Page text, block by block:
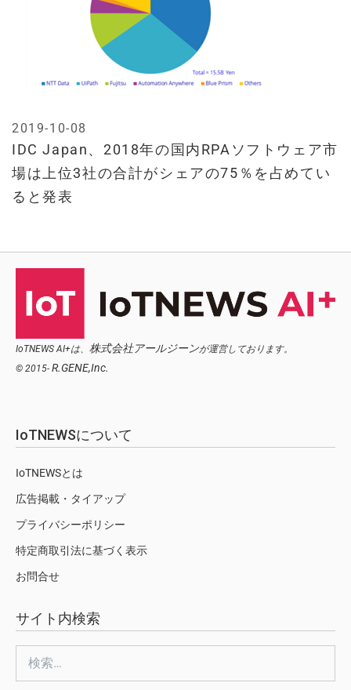
IDC Japan、2018年の国内RPAソフトウェア市
場は上位3社の合計がシェアの75％を占めてい
ると発表
2019-10-08
IoTNEWS AI+は、 株式会社アールジーンが運営しております。
© 2015- R.GENE,Inc.
IoTNEWSについて
IoTNEWSとは
広告掲載・タイアップ
プライバシーポリシー
特定商取引法に基づく表示
お問合せ
サイト内検索
索: